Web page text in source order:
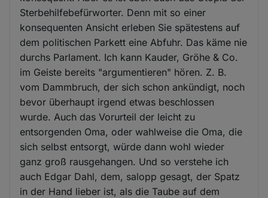
Sterbehilfebefürworter. Denn mit so einer
konsequenten Ansicht erleben Sie spätestens auf
dem politischen Parkett eine Abfuhr. Das käme nie
durchs Parlament. Ich kann Kauder, Gröhe & Co.
im Geiste bereits "argumentieren" hören. Z. B.
vom Dammbruch, der sich schon ankündigt, noch
bevor überhaupt irgend etwas beschlossen
wurde. Auch das Vorurteil der leicht zu
entsorgenden Oma, oder wahlweise die Oma, die
sich selbst entsorgt, würde dann wohl wieder
ganz groß rausgehangen. Und so verstehe ich
auch Edgar Dahl, dem, salopp gesagt, der Spatz
in der Hand lieber ist, als die Taube auf dem